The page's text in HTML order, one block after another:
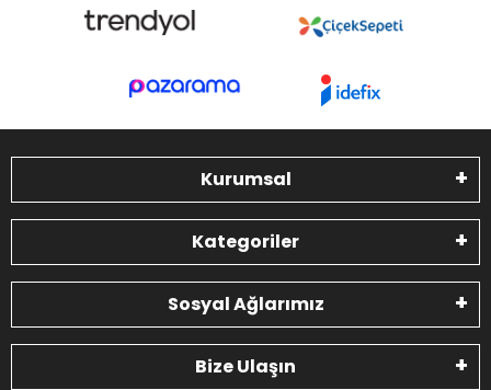
Kurumsal
Kategoriler
Sosyal Ağlarımız
Bize Ulaşın